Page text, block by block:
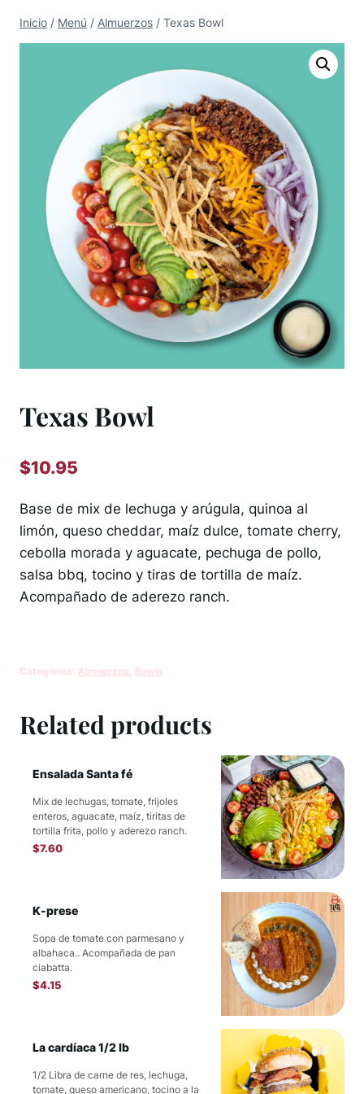
Inicio / Menú / Almuerzos / Texas Bowl
Texas Bowl
$10.95
Base de mix de lechuga y arúgula, quinoa al
limón, queso cheddar, maíz dulce, tomate cherry,
cebolla morada y aguacate, pechuga de pollo,
salsa bbq, tocino y tiras de tortilla de maíz.
Acompañado de aderezo ranch.
Categories: Almuerzos Bowls
Related products
Ensalada Santa fé
Mix de lechugas, tomate, frijoles
enteros, aguacate, maíz, tiritas de
tortilla frita, pollo y aderezo ranch.
$7.60
K-prese
Sopa de tomate con parmesano y
albahaca.. Acompañada de pan
ciabatta.
$4.15
La cardíaca 1/2 lb
1/2 Libra de carne de res, lechuga,
tomate, queso americano, tocino a la